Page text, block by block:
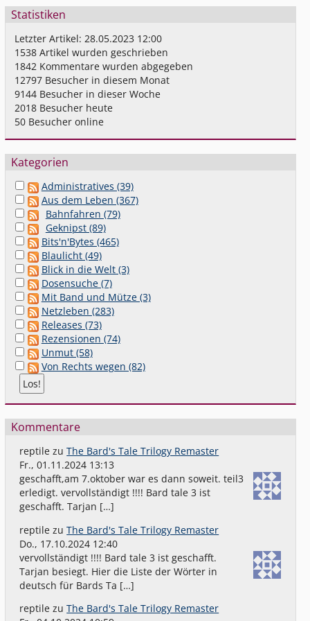
Statistiken
Letzter Artikel:28.05.2023 12:00
1538 Artikel wurden geschrieben
1842 Kommentare wurden abgegeben
12797 Besucher in diesem Monat
9144 Besucher in dieser Woche
2018 Besucher heute
50 Besucher online
Kategorien
Administratives (39)
Aus dem Leben (367)
Bahnfahren (79)
Geknipst (89)
Bits'n'Bytes (465)
Blaulicht (49)
Blick in die Welt (3)
Dosensuche (7)
Mit Band und Mütze (3)
Netzleben (283)
Releases (73)
Rezensionen (74)
Unmut (58)
Von Rechts wegen (82)
Kommentare
reptile zuThe Bard's Tale Trilogy Remaster
Fr., 01.11.2024 13:13
geschafft,am 7.oktober war es dann soweit. teil3
erledigt. vervollständigt !!!! Bard tale 3 ist
geschafft. Tarjan […]
reptile zuThe Bard's Tale Trilogy Remaster
Do., 17.10.2024 12:40
vervollständigt !!!! Bard tale 3 ist geschafft.
Tarjan besiegt. Hier die Liste der Wörter in
deutsch für Bards Ta […]
reptile zuThe Bard's Tale Trilogy Remaster